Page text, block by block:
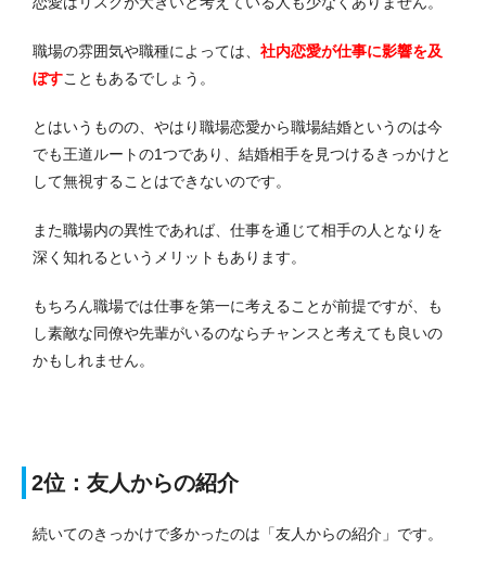
職場の雰囲気や職種によっては、 社内恋愛が仕事に影響を及
ぼすこともあるでしょう。
とはいうものの、やはり職場恋愛から職場結婚というのは今
でも王道ルートの1つであり、結婚相手を見つけるきっかけと
して無視することはできないのです。
また職場内の異性であれば、仕事を通じて相手の人となりを
深く知れるというメリットもあります。
もちろん職場では仕事を第一に考えることが前提ですが、も
し素敵な同僚や先輩がいるのならチャンスと考えても良いの
かもしれません。
2位：友人からの紹介
続いてのきっかけで多かったのは「友人からの紹介」です。